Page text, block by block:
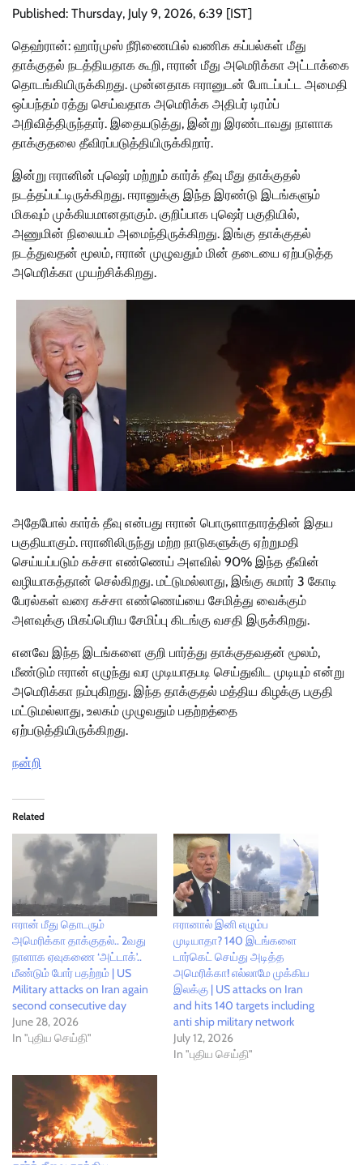
Published: Thursday, July 9, 2026, 6:39 [IST]
தெஹ்ரான்: ஹார்முஸ் நீரிணையில் வணிக கப்பல்கள் மீது
தாக்குதல் நடத்தியதாக கூறி, ஈரான் மீது அமெரிக்கா அட்டாக்கை
தொடங்கியிருக்கிறது. முன்னதாக ஈரானுடன் போடப்பட்ட அமைதி
ஒப்பந்தம் ரத்து செய்வதாக அமெரிக்க அதிபர் டிரம்ப்
அறிவித்திருந்தார். இதையடுத்து, இன்று இரண்டாவது நாளாக
தாக்குதலை தீவிரப்படுத்தியிருக்கிறார்.
இன்று ஈரானின் புஷெர் மற்றும் கார்க் தீவு மீது தாக்குதல்
நடத்தப்பட்டிருக்கிறது. ஈரானுக்கு இந்த இரண்டு இடங்களும்
மிகவும் முக்கியமானதாகும். குறிப்பாக புஷெர் பகுதியில்,
அணுமின் நிலையம் அமைந்திருக்கிறது. இங்கு தாக்குதல்
நடத்துவதன் மூலம், ஈரான் முழுவதும் மின் தடையை ஏற்படுத்த
அமெரிக்கா முயற்சிக்கிறது.
அதேபோல் கார்க் தீவு என்பது ஈரான் பொருளாதாரத்தின் இதய
பகுதியாகும். ஈரானிலிருந்து மற்ற நாடுகளுக்கு ஏற்றுமதி
செய்யப்படும் கச்சா எண்ணெய் அளவில் 90% இந்த தீவின்
வழியாகத்தான் செல்கிறது. மட்டுமல்லாது, இங்கு சுமார் 3 கோடி
பேரல்கள் வரை கச்சா எண்ணெய்யை சேமித்து வைக்கும்
அளவுக்கு மிகப்பெரிய சேமிப்பு கிடங்கு வசதி இருக்கிறது.
எனவே இந்த இடங்களை குறி பார்த்து தாக்குதவதன் மூலம்,
மீண்டும் ஈரான் எழுந்து வர முடியாதபடி செய்துவிட முடியும் என்று
அமெரிக்கா நம்புகிறது. இந்த தாக்குதல் மத்திய கிழக்கு பகுதி
மட்டுமல்லாது, உலகம் முழுவதும் பதற்றத்தை
ஏற்படுத்தியிருக்கிறது.
நன்றி
Related
ஈரான் மீது தொடரும்
அமெரிக்கா தாக்குதல்.. 2வது
நாளாக ஏவுகணை ‘அட்டாக்’..
மீண்டும் போர் பதற்றம் | US
Military attacks on Iran again
second consecutive day
June 28, 2026
In "புதிய செய்தி"
ஈரானால் இனி எழும்ப
முடியாதா? 140 இடங்களை
டார்கெட் செய்து அடித்த
அமெரிக்கா! எல்லாமே முக்கிய
இலக்கு | US attacks on Iran
and hits 140 targets including
anti ship military network
July 12, 2026
In "புதிய செய்தி"